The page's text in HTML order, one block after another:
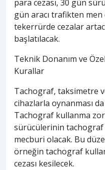
para cezası, 30 gün
gün aracı trafikten men
tekerrürde cezalar
başlatılacak.
Teknik Donanım ve Özel
Kurallar
Tachograf, taksimetre ve
cihazlarla oynanması
Tachograf kullanma
sürücülerinin tachograf
mecburi olacak. Bu
örneğin tachograf
cezası kesilecek.